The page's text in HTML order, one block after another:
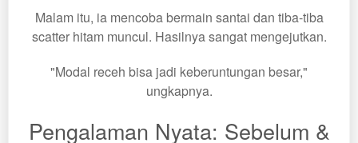
Malam itu, ia mencoba bermain santai dan tiba-tiba
scatter hitam muncul. Hasilnya sangat mengejutkan.
"Modal receh bisa jadi keberuntungan besar,"
ungkapnya.
Pengalaman Nyata: Sebelum &